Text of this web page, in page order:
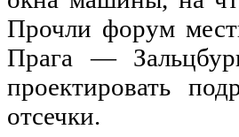
Прочли форум
Прага —
проектировать
отсечки.